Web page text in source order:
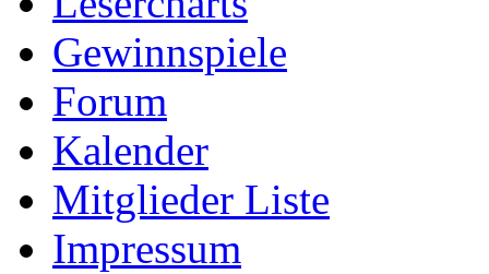
Gewinnspiele
Forum
Kalender
Mitglieder Liste
Impressum